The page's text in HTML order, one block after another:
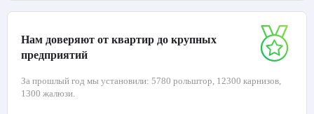
Нам доверяют от квартир до крупных
предприятий
За прошлый год мы установили: 5780 рольштор, 12300 карнизов,
1300 жалюзи.